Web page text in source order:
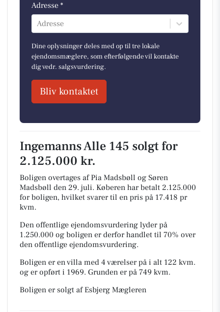
Adresse *
Adresse
Dine oplysninger deles med op til tre lokale
ejendomsmæglere, som efterfølgende vil kontakte
dig vedr. salgsvurdering.
Bliv kontaktet
Ingemanns Alle 145 solgt for
2.125.000 kr.
Boligen overtages af Pia Madsbøll og Søren
Madsbøll den 29. juli. Køberen har betalt 2.125.000
for boligen, hvilket svarer til en pris på 17.418 pr
kvm.
Den offentlige ejendomsvurdering lyder på
1.250.000 og boligen er derfor handlet til 70% over
den offentlige ejendomsvurdering.
Boligen er en villa med 4 værelser på i alt 122 kvm.
og er opført i 1969. Grunden er på 749 kvm.
Boligen er solgt af Esbjerg Mægleren